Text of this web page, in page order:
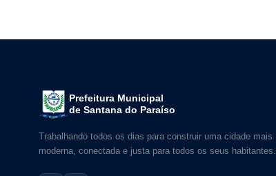
Prefeitura Municipal
de Santana do Paraíso
Trabalhando todos os dias para construir uma cidade mais
moderna, conectada e justa para todos os seus habitantes.